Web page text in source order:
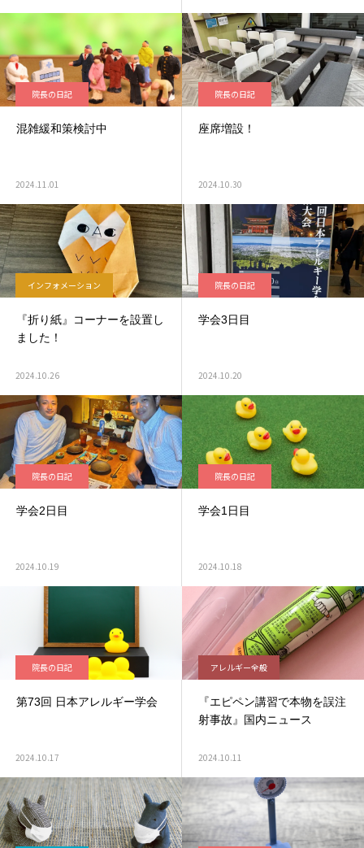
院長の日記
混雑緩和策検討中
2024.11.01
院長の日記
座席増設！
2024.10.30
インフォメーション
『折り紙』コーナーを設置し
ました！
2024.10.26
院長の日記
学会3日目
2024.10.20
院長の日記
学会2日目
2024.10.19
院長の日記
学会1日目
2024.10.18
院長の日記
第73回 日本アレルギー学会
2024.10.17
アレルギー全般
『エピペン講習で本物を誤注
射事故』国内ニュース
2024.10.11